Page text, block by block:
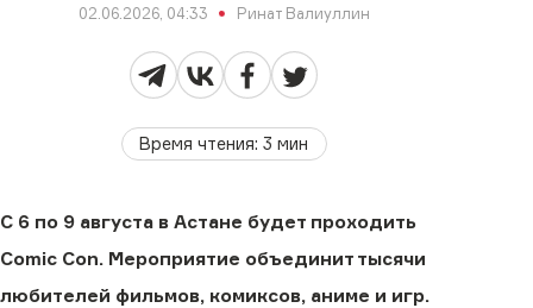
02.06.2026, 04:33 Ринат Валиуллин
Время чтения:3 мин
С 6 по 9 августа в Астане будет проходить
Comic Con. Мероприятие объединит тысячи
любителей фильмов, комиксов, аниме и игр.